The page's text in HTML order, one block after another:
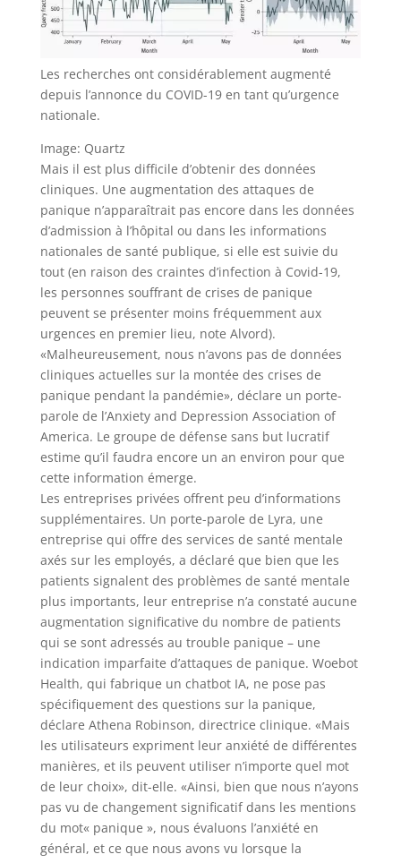
Les recherches ont considérablement augmenté
depuis l’annonce du COVID-19 en tant qu’urgence
nationale.
Image: Quartz
Mais il est plus difficile d’obtenir des données
cliniques. Une augmentation des attaques de
panique n’apparaîtrait pas encore dans les données
d’admission à l’hôpital ou dans les informations
nationales de santé publique, si elle est suivie du
tout (en raison des craintes d’infection à Covid-19,
les personnes souffrant de crises de panique
peuvent se présenter moins fréquemment aux
urgences en premier lieu, note Alvord).
«Malheureusement, nous n’avons pas de données
cliniques actuelles sur la montée des crises de
panique pendant la pandémie», déclare un porte-
parole de l’Anxiety and Depression Association of
America. Le groupe de défense sans but lucratif
estime qu’il faudra encore un an environ pour que
cette information émerge.
Les entreprises privées offrent peu d’informations
supplémentaires. Un porte-parole de Lyra, une
entreprise qui offre des services de santé mentale
axés sur les employés, a déclaré que bien que les
patients signalent des problèmes de santé mentale
plus importants, leur entreprise n’a constaté aucune
augmentation significative du nombre de patients
qui se sont adressés au trouble panique – une
indication imparfaite d’attaques de panique. Woebot
Health, qui fabrique un chatbot IA, ne pose pas
spécifiquement des questions sur la panique,
déclare Athena Robinson, directrice clinique. «Mais
les utilisateurs expriment leur anxiété de différentes
manières, et ils peuvent utiliser n’importe quel mot
de leur choix», dit-elle. «Ainsi, bien que nous n’ayons
pas vu de changement significatif dans les mentions
du mot« panique », nous évaluons l’anxiété en
général, et ce que nous avons vu lorsque la